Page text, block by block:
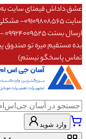
عشق داداش قیمتای سایت به
تماس پاسخگو نیستم)
وارد شوید